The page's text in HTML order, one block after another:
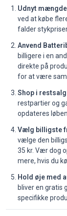
Udnyt
ved at købe
falder
Anvend
billigere i en
direkte på
for at være
Shop i
restpartier og
opdateres
Vælg billigste
vælge den
35 kr. Vær dog
mere, hvis du
Hold øje med
bliver en gratis
specifikke